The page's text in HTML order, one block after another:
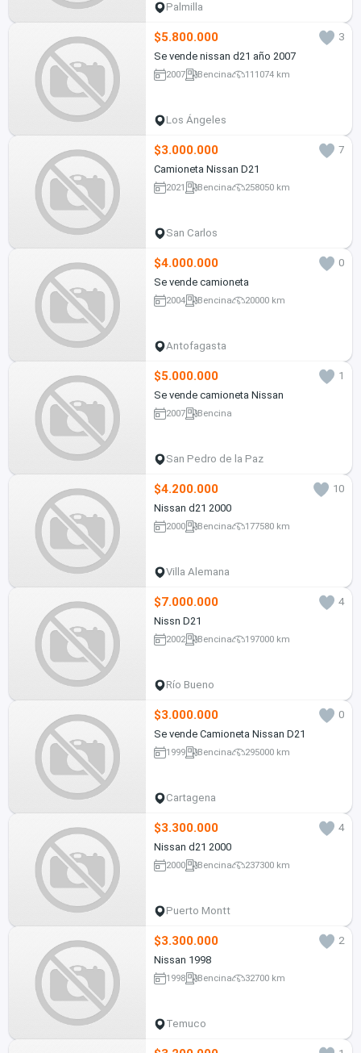
Palmilla
$5.800.000
3
Se vende nissan d21 año 2007
2007 Bencina 111074 km
Los Ángeles
$3.000.000
7
Camioneta Nissan D21
2021 Bencina 258050 km
San Carlos
$4.000.000
0
Se vende camioneta
2004 Bencina 20000 km
Antofagasta
$5.000.000
1
Se vende camioneta Nissan
2007 Bencina
San Pedro de la Paz
$4.200.000
10
Nissan d21 2000
2000 Bencina 177580 km
Villa Alemana
$7.000.000
4
Nissn D21
2002 Bencina 197000 km
Río Bueno
$3.000.000
0
Se vende Camioneta Nissan D21
1999 Bencina 295000 km
Cartagena
$3.300.000
4
Nissan d21 2000
2000 Bencina 237300 km
Puerto Montt
$3.300.000
2
Nissan 1998
1998 Bencina 32700 km
Temuco